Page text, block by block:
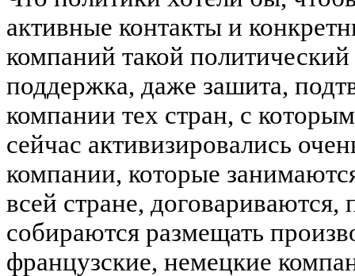
активные контакты и
компаний такой
поддержка, даже зашита,
компании тех стран, с
сейчас активизировались
компании, которые
всей стране,
собираются размещать
французские, немецкие